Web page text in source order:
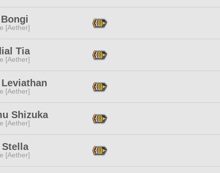
[Aether]
Tia
[Aether]
[Aether]
Shizuka
[Aether]
Stella
[Aether]